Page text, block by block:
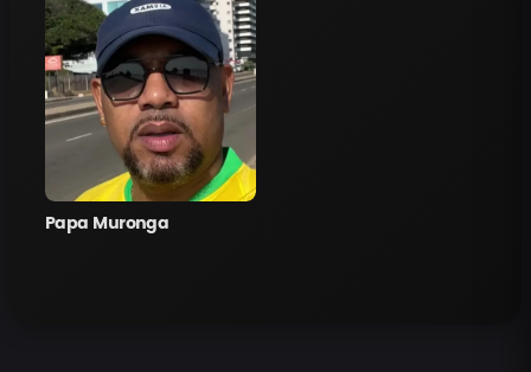
Papa Muronga